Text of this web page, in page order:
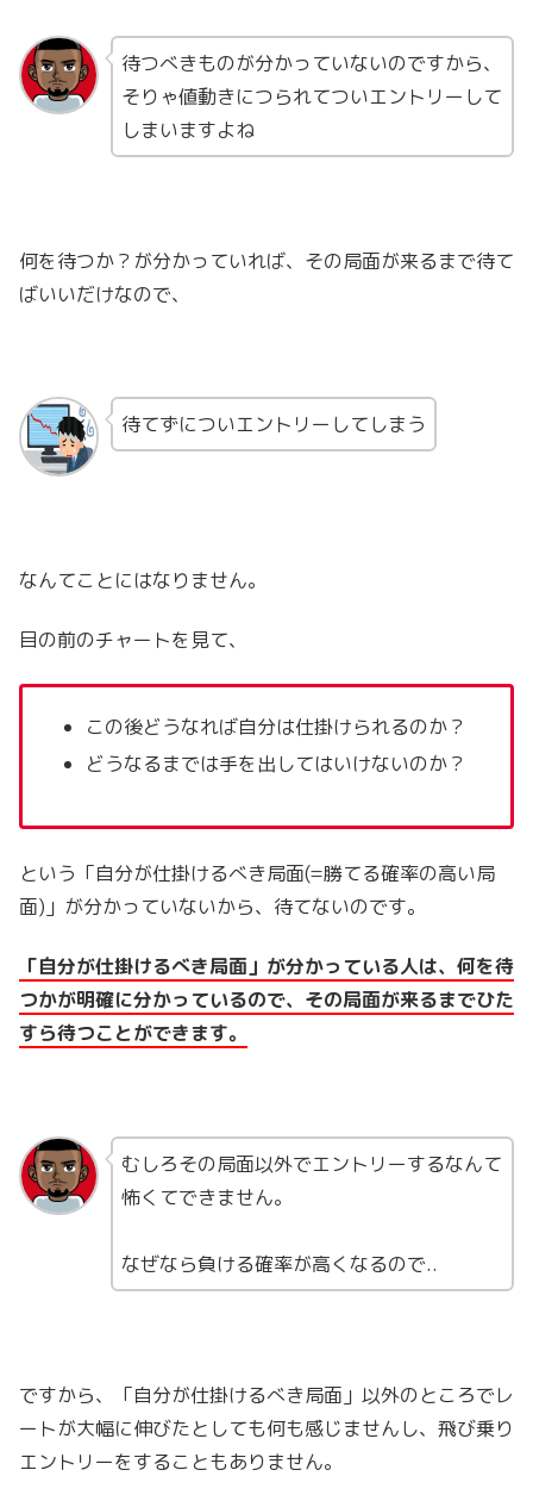
待つべきものが分かっていないのですから、
そりゃ値動きにつられてついエントリーして
しまいますよね
何を待つか？が分かっていれば、その局面が来るまで待て
ばいいだけなので、
待てずについエントリーしてしまう
なんてことにはなりません。
目の前のチャートを見て、
この後どうなれば自分は仕掛けられるのか？
どうなるまでは手を出してはいけないのか？
という「自分が仕掛けるべき局面(=勝てる確率の高い局
面)」が分かっていないから、待てないのです。
「自分が仕掛けるべき局面」が分かっている人は、何を待
つかが明確に分かっているので、その局面が来るまでひた
すら待つことができます。
むしろその局面以外でエントリーするなんて
怖くてできません。
なぜなら負ける確率が高くなるので..
ですから、「自分が仕掛けるべき局面」以外のところでレ
ートが大幅に伸びたとしても何も感じませんし、飛び乗り
エントリーをすることもありません。